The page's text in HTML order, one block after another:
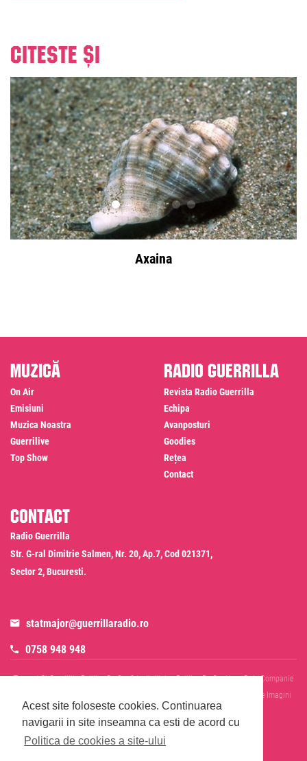
Acest site foloseste cookies. Continuarea
navigarii in site inseamna ca esti de acord cu
Politica de cookies a site-ului
Citeste și
Axaina
Muzică
On Air
Emisiuni
Muzica Noastra
Guerrilive
Top Show
Radio Guerrilla
Revista Radio Guerrilla
Echipa
Avanposturi
Goodies
Rețea
Contact
Contact
Radio Guerrilla
Str. G-ral Dimitrie Salmen, Nr. 20, Ap.7, Cod 021371,
Sector 2, Bucuresti.
statmajor@guerrillaradio.ro
0758 948 948
Termeni Si Conditii Politica De Confidentialitate Politica De Cookies
Date Companie
Informare Prelucrare Imagini
Evenimente
Cod Deontologic